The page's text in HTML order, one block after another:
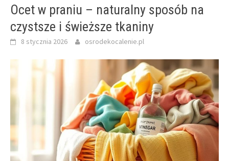
Ocet w praniu – naturalny sposób na
czystsze i świeższe tkaniny
8 stycznia 2026 osrodekocalenie.pl